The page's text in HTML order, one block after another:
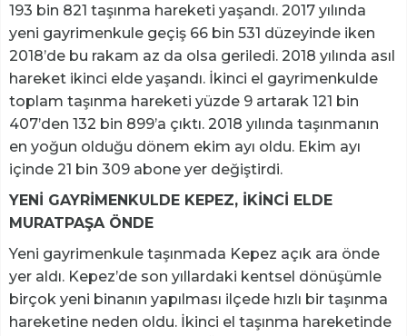
193 bin 821 taşınma hareketi yaşandı. 2017 yılında
yeni gayrimenkule geçiş 66 bin 531 düzeyinde iken
2018’de bu rakam az da olsa geriledi. 2018 yılında asıl
hareket ikinci elde yaşandı. İkinci el gayrimenkulde
toplam taşınma hareketi yüzde 9 artarak 121 bin
407’den 132 bin 899’a çıktı. 2018 yılında taşınmanın
en yoğun olduğu dönem ekim ayı oldu. Ekim ayı
içinde 21 bin 309 abone yer değiştirdi.
YENİ GAYRİMENKULDE KEPEZ, İKİNCİ ELDE
MURATPAŞA ÖNDE
Yeni gayrimenkule taşınmada Kepez açık ara önde
yer aldı. Kepez’de son yıllardaki kentsel dönüşümle
birçok yeni binanın yapılması ilçede hızlı bir taşınma
hareketine neden oldu. İkinci el taşınma hareketinde